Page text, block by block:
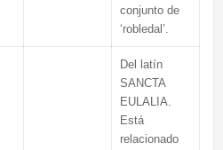
conjunto de
‘robledal’.
Del latín
SANCTA
EULALIA.
Está
relacionado